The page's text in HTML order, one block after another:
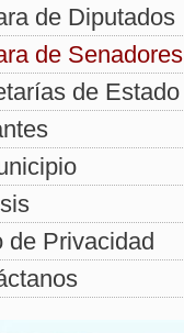
de Diputados
de Senadores
de Estado
de Privacidad